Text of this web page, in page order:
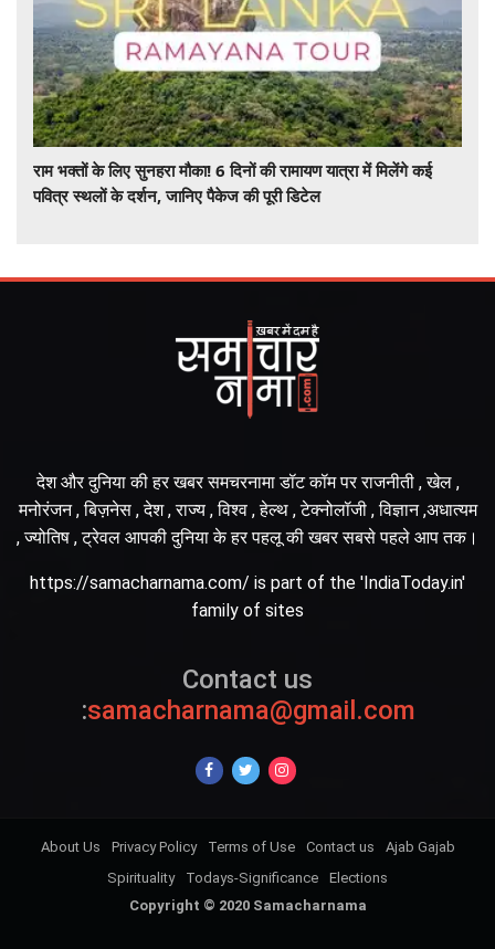
राम भक्तों के लिए सुनहरा मौका! 6 दिनों की रामायण यात्रा में मिलेंगे कई
पवित्र स्थलों के दर्शन, जानिए पैकेज की पूरी डिटेल
देश और दुनिया की हर खबर समचरनामा डॉट कॉम पर राजनीती , खेल ,
मनोरंजन , बिज़नेस , देश , राज्य , विश्व , हेल्थ , टेक्नोलॉजी , विज्ञान ,अधात्यम
, ज्योतिष , ट्रेवल आपकी दुनिया के हर पहलू की खबर सबसे पहले आप तक।
https://samacharnama.com/ is part of the 'IndiaToday.in'
family of sites
Contact us
:samacharnama@gmail.com
Copyright © 2020 Samacharnama
About Us Privacy Policy Terms of Use Contact us
Ajab Gajab
Spirituality
Todays-Significance Elections